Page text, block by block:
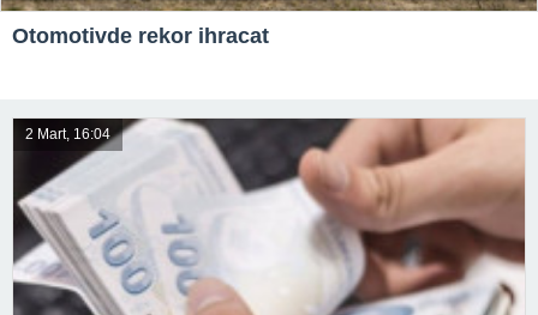
Otomotivde rekor ihracat
2 Mart, 16:04